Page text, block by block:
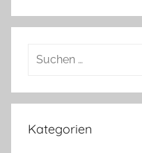
Suchen
Kategorien